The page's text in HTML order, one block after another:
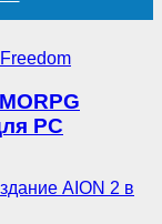
PC